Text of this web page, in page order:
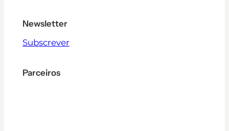
Newsletter
Subscrever
Parceiros